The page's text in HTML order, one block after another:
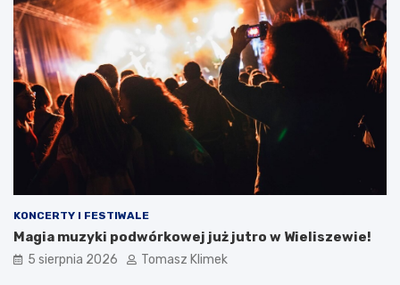
KONCERTY I FESTIWALE
Magia muzyki podwórkowej już jutro w Wieliszewie!
5 sierpnia 2026 Tomasz Klimek